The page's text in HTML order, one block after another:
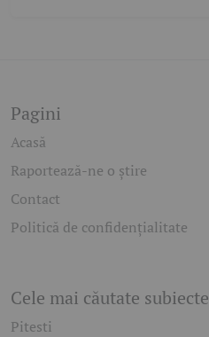
Pagini
Acasă
Raportează-ne o știre
Contact
Politică de confidențialitate
Cele mai căutate subiecte
Pitesti